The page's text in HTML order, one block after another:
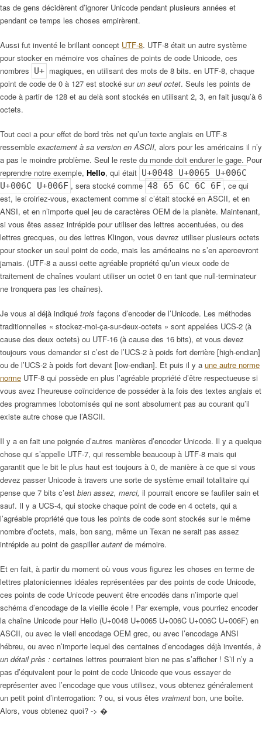
tas de gens décidèrent d’ignorer Unicode pendant plusieurs années et
pendant ce temps les choses empirèrent.
Aussi fut inventé le brillant concept UTF-8. UTF-8 était un autre système
pour stocker en mémoire vos chaînes de points de code Unicode, ces
nombres U+ magiques, en utilisant des mots de 8 bits. en UTF-8, chaque
point de code de 0 à 127 est stocké surun seul octet. Seuls les points de
code à partir de 128 et au delà sont stockés en utilisant 2, 3, en fait jusqu’à 6
octets.
Tout ceci a pour effet de bord très net qu’un texte anglais en UTF-8
ressemble exactement à sa version en ASCII, alors pour les américains il n’y
a pas le moindre problème. Seul le reste du monde doit endurer le gage. Pour
reprendre notre exemple, Hello, qui était U+0048 U+0065 U+006C
U+006C U+006F , sera stocké comme 48 65 6C 6C 6F , ce qui
est, le croiriez-vous, exactement comme si c’était stocké en ASCII, et en
ANSI, et en n’importe quel jeu de caractères OEM de la planète. Maintenant,
si vous êtes assez intrépide pour utiliser des lettres accentuées, ou des
lettres grecques, ou des lettres Klingon, vous devrez utiliser plusieurs octets
pour stocker un seul point de code, mais les américains ne s’en apercevront
jamais. (UTF-8 a aussi cette agréable propriété qu’un vieux code de
traitement de chaînes voulant utiliser un octet 0 en tant que null-terminateur
ne tronquera pas les chaînes).
Je vous ai déjà indiqué trois façons d’encoder de l’Unicode. Les méthodes
traditionnelles « stockez-moi-ça-sur-deux-octets » sont appelées UCS-2 (à
cause des deux octets) ou UTF-16 (à cause des 16 bits), et vous devez
toujours vous demander si c’est de l’UCS-2 à poids fort derrière [high-endian]
ou de l’UCS-2 à poids fort devant [low-endian]. Et puis il y a une autre norme
norme UTF-8 qui possède en plus l’agréable propriété d’être respectueuse si
vous avez l’heureuse coïncidence de posséder à la fois des textes anglais et
des programmes lobotomisés qui ne sont absolument pas au courant qu’il
existe autre chose que l’ASCII.
Il y a en fait une poignée d’autres manières d’encoder Unicode. Il y a quelque
chose qui s’appelle UTF-7, qui ressemble beaucoup à UTF-8 mais qui
garantit que le bit le plus haut est toujours à 0, de manière à ce que si vous
devez passer Unicode à travers une sorte de système email totalitaire qui
pense que 7 bits c’est bien assez, merci, il pourrait encore se faufiler sain et
sauf. Il y a UCS-4, qui stocke chaque point de code en 4 octets, qui a
l’agréable propriété que tous les points de code sont stockés sur le même
nombre d’octets, mais, bon sang, même un Texan ne serait pas assez
intrépide au point de gaspillerautant de mémoire.
Et en fait, à partir du moment où vous vous figurez les choses en terme de
lettres platoniciennes idéales représentées par des points de code Unicode,
ces points de code Unicode peuvent être encodés dans n’importe quel
schéma d’encodage de la vieille école ! Par exemple, vous pourriez encoder
la chaîne Unicode pour Hello (U+0048 U+0065 U+006C U+006C U+006F) en
ASCII, ou avec le vieil encodage OEM grec, ou avec l’encodage ANSI
hébreu, ou avec n’importe lequel des centaines d’encodages déjà inventés, à
un détail près : certaines lettres pourraient bien ne pas s’afficher ! S’il n’y a
pas d’équivalent pour le point de code Unicode que vous essayer de
représenter avec l’encodage que vous utilisez, vous obtenez généralement
un petit point d’interrogation: ? ou, si vous êtes vraiment bon, une boîte.
Alors, vous obtenez quoi? -> �